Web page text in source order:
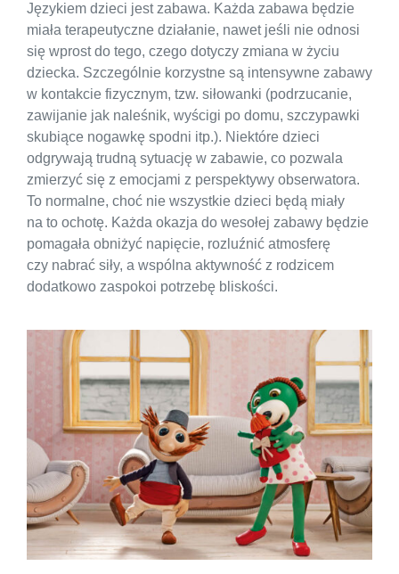
Językiem dzieci jest zabawa. Każda zabawa będzie
miała terapeutyczne działanie, nawet jeśli nie odnosi
się wprost do tego, czego dotyczy zmiana w życiu
dziecka. Szczególnie korzystne są intensywne zabawy
w kontakcie fizycznym, tzw. siłowanki (podrzucanie,
zawijanie jak naleśnik, wyścigi po domu, szczypawki
skubiące nogawkę spodni itp.). Niektóre dzieci
odgrywają trudną sytuację w zabawie, co pozwala
zmierzyć się z emocjami z perspektywy obserwatora.
To normalne, choć nie wszystkie dzieci będą miały
na to ochotę. Każda okazja do wesołej zabawy będzie
pomagała obniżyć napięcie, rozluźnić atmosferę
czy nabrać siły, a wspólna aktywność z rodzicem
dodatkowo zaspokoi potrzebę bliskości.